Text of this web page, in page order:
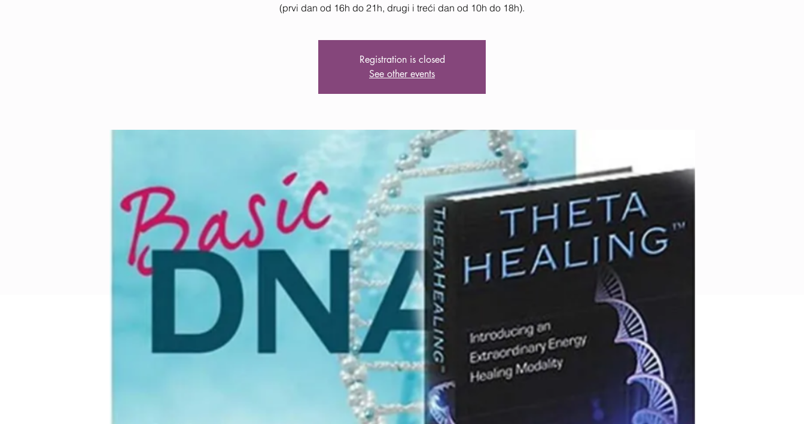
Registration is closed
See other events